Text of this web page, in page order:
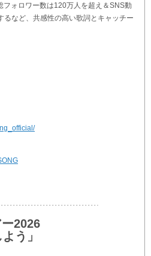
フォロワー数は120万人を超え＆SNS動
など、共感性の高い歌詞とキャッチー
2026
う」